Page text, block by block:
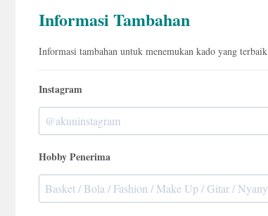
Informasi Tambahan
Informasi tambahan untuk menemukan kado yang terbaik
Instagram
Hobby Penerima